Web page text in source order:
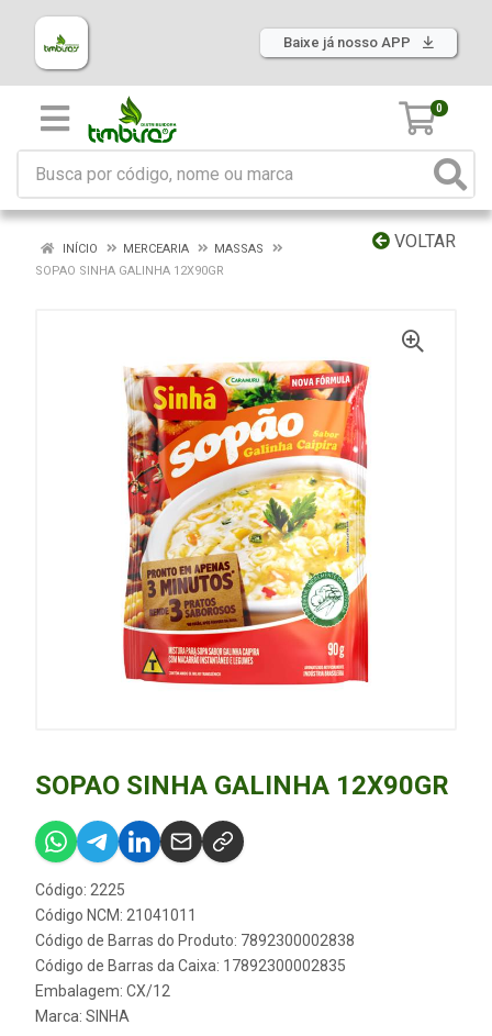
Baixe já nosso APP
0
VOLTAR
INÍCIO MERCEARIA
MASSAS
SOPAO SINHA GALINHA 12X90GR
SOPAO SINHA GALINHA 12X90GR
Código: 2225
Código NCM: 21041011
Código de Barras do Produto: 7892300002838
Código de Barras da Caixa: 17892300002835
Embalagem: CX/12
Marca: SINHA